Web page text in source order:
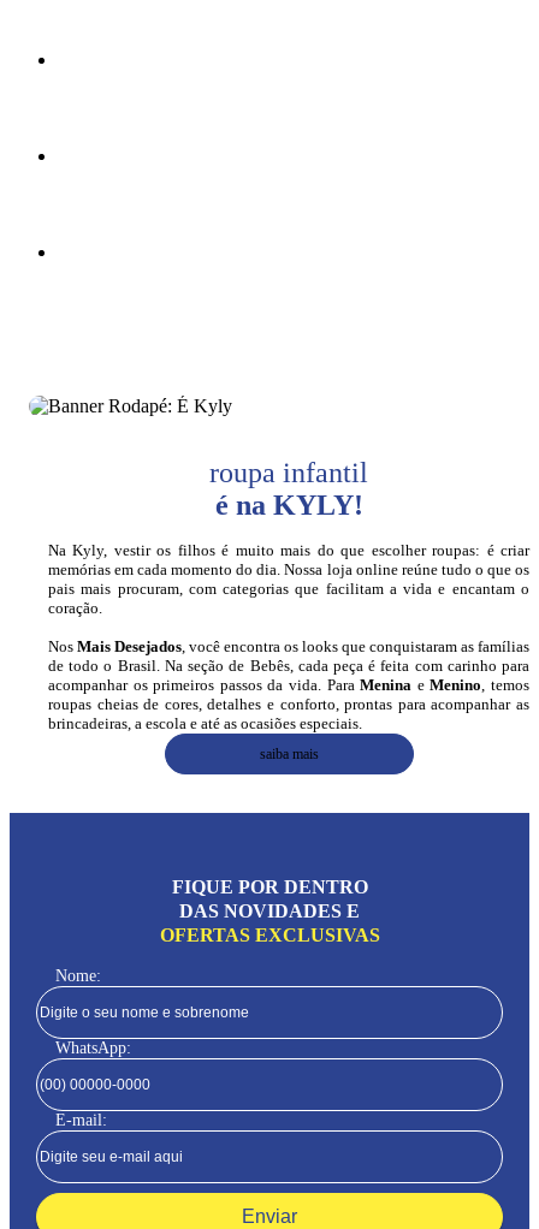
roupa infantil
é na KYLY!
Na Kyly, vestir os filhos é muito mais do que escolher roupas: é criar
memórias em cada momento do dia. Nossa loja online reúne tudo o que os
pais mais procuram, com categorias que facilitam a vida e encantam o
coração.
Nos Mais Desejados, você encontra os looks que conquistaram as famílias
de todo o Brasil. Na seção de Bebês, cada peça é feita com carinho para
acompanhar os primeiros passos da vida. ParaMenina eMenino, temos
roupas cheias de cores, detalhes e conforto, prontas para acompanhar as
brincadeiras, a escola e até as ocasiões especiais.
saiba mais
FIQUE POR DENTRO
DAS NOVIDADES E
OFERTAS EXCLUSIVAS
Nome:
WhatsApp:
E-mail:
Enviar